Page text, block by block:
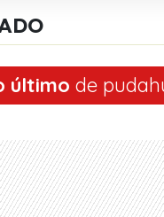
último de